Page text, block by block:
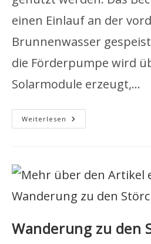
einen Einlauf an der
Brunnenwasser
die Förderpumpe wird
Solarmodule erzeugt,…
Weiterlesen Kneipp-
Tretbecken
Wanderung zu den